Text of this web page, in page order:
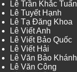
Lê Trần Khắc Tuấn
Lê Tuyết Hạnh
Lê Tạ Đăng Khoa
Lê Viết Anh
Lê Viết Bảo Quốc
Lê Viết Hải
Lê Văn Bảo Khánh
Lê Văn Công